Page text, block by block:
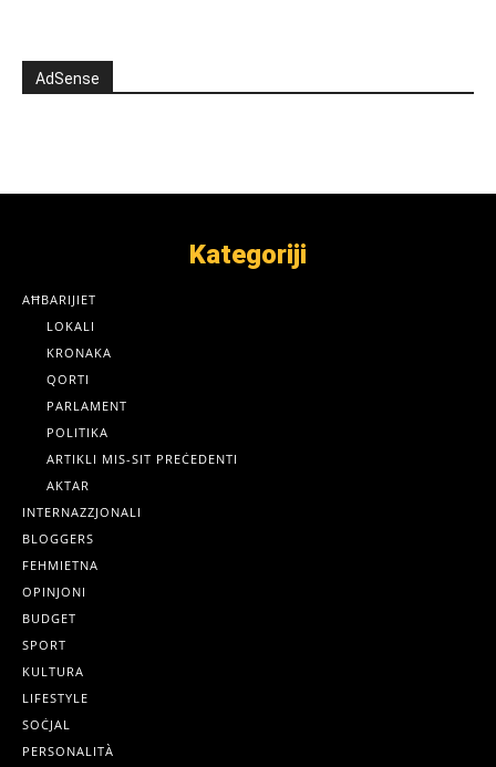
AdSense
Kategoriji
AĦBARIJIET
LOKALI
KRONAKA
QORTI
PARLAMENT
POLITIKA
ARTIKLI MIS-SIT PREĊEDENTI
AKTAR
INTERNAZZJONALI
BLOGGERS
FEHMIETNA
OPINJONI
BUDGET
SPORT
KULTURA
LIFESTYLE
SOĊJAL
PERSONALITÀ